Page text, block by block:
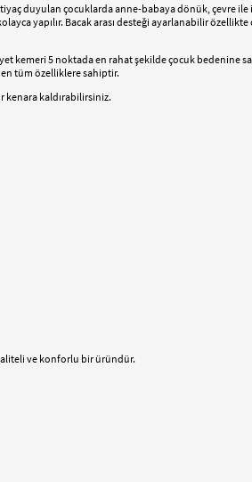
duyulan çocuklarda anne-babaya dönük, çevre
yapılır. Bacak arası desteği ayarlanabilir
kemeri 5 noktada en rahat şekilde çocuk bedenine
tüm özelliklere sahiptir.
kenara kaldırabilirsiniz.
ve konforlu bir üründür.